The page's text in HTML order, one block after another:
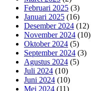
Februari 2025 (3)
Januari 2025 (16)
Desember 2024 (12)
November 2024 (10)
Oktober 2024 (5)
September 2024 (3)
Agustus 2024 (5)
Juli 2024 (10)
Juni 2024 (10)
Mei 2024 (11)